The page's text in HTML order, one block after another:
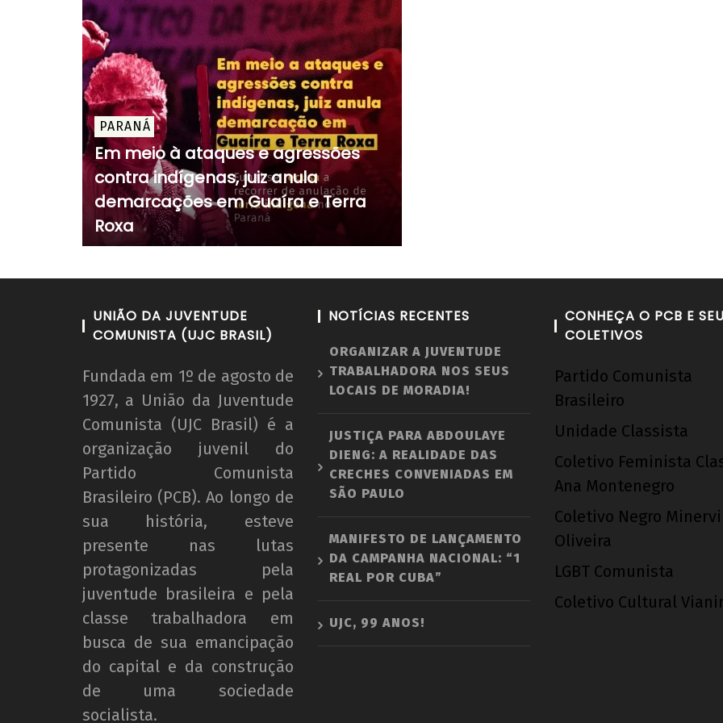
PARANÁ
Em meio à ataques e agressões
contra indígenas, juiz anula
demarcações em Guaíra e Terra
Roxa
UNIÃO DA JUVENTUDE
COMUNISTA (UJC BRASIL)
Fundada em 1º de agosto de
1927, a União da Juventude
Comunista (UJC Brasil) é a
organização juvenil do
Partido Comunista
Brasileiro (PCB). Ao longo de
sua história, esteve
presente nas lutas
protagonizadas pela
juventude brasileira e pela
classe trabalhadora em
busca de sua emancipação
do capital e da construção
de uma sociedade
socialista.
NOTÍCIAS RECENTES
ORGANIZAR A JUVENTUDE
TRABALHADORA NOS SEUS
LOCAIS DE MORADIA!
JUSTIÇA PARA ABDOULAYE
DIENG: A REALIDADE DAS
CRECHES CONVENIADAS EM
SÃO PAULO
MANIFESTO DE LANÇAMENTO
DA CAMPANHA NACIONAL: “1
REAL POR CUBA”
UJC, 99 ANOS!
CONHEÇA O PCB E
COLETIVOS
Partido Comunista
Brasileiro
Unidade Classista
Coletivo Feminista
Ana Montenegro
Coletivo Negro
Oliveira
LGBT Comunista
Coletivo Cultural